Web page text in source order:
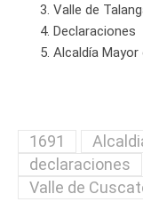
Valle de
Declaraciones
Alcaldía Mayor
1691
declaraciones
Valle de